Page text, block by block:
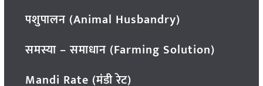
पशुपालन (Animal Husbandry)
समस्या – समाधान (Farming Solution)
Mandi Rate (मंडी रेट)